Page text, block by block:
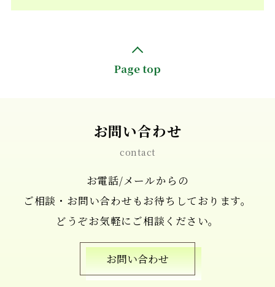
Page top
お問い合わせ
contact
お電話/メールからの
ご相談・お問い合わせもお待ちしております。
どうぞお気軽にご相談ください。
お問い合わせ